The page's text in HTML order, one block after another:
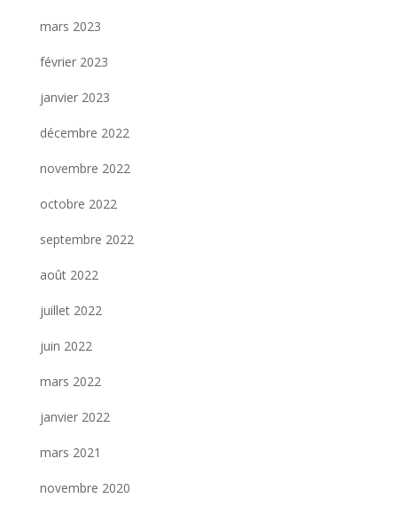
mars 2023
février 2023
janvier 2023
décembre 2022
novembre 2022
octobre 2022
septembre 2022
août 2022
juillet 2022
juin 2022
mars 2022
janvier 2022
mars 2021
novembre 2020